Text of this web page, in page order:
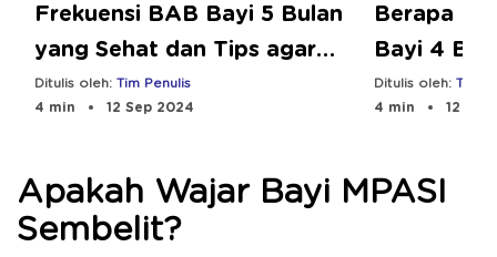
Frekuensi BAB Bayi 5 Bulan
yang Sehat dan Tips agar
Teratur
Ditulis oleh: Tim Penulis
4 min
12 Sep 2024
Berapa
Bayi 4
Ditulis oleh: Tim
4 min
12
Apakah Wajar Bayi MPASI
Sembelit?